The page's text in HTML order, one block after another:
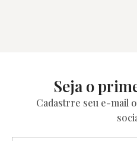
Seja o
Cadastrre seu e-mail